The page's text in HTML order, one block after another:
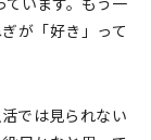
が「好き」って
では見られない